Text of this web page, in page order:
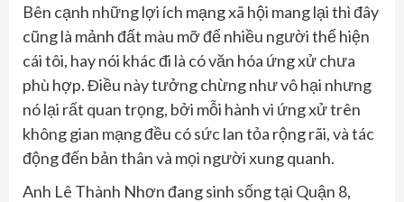
Bên cạnh những lợi ích mạng xã hội mang lại thì đây
cũng là mảnh đất màu mỡ để nhiều người thể hiện
cái tôi, hay nói khác đi là có văn hóa ứng xử chưa
phù hợp. Điều này tưởng chừng như vô hại nhưng
nó lại rất quan trọng, bởi mỗi hành vi ứng xử trên
không gian mạng đều có sức lan tỏa rộng rãi, và tác
động đến bản thân và mọi người xung quanh.
Anh Lê Thành Nhơn đang sinh sống tại Quận 8,